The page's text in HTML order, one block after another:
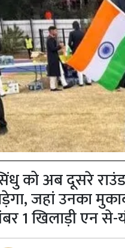
को अब दूसरे
जहां उनका
1 खिलाड़ी एन